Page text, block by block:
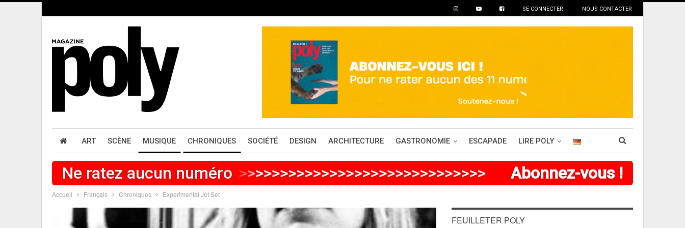
SE CONNECTER NOUS CONTACTER
ART SCÈNE MUSIQUE CHRONIQUES SOCIÉTÉ DESIGN ARCHITECTURE GASTRONOMIE ESCAPADE LIRE POLY
Ne ratez aucun numéro
> >>>> >>>>>>>>>>>>>>>>>>>>>>>>> Abonnez-vous !
Accueil Français Chroniques Experimental Jet Set
FEUILLETER POLY